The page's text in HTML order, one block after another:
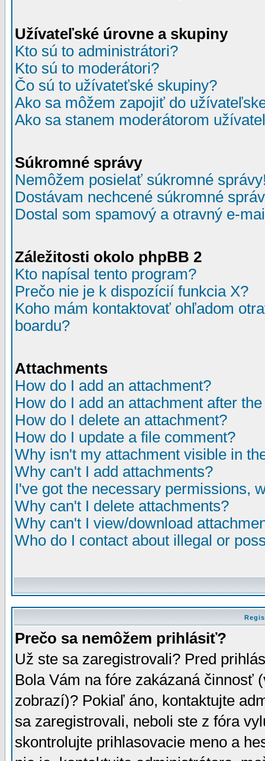
Užívateľské úrovne a skupiny
Kto sú to administrátori?
Kto sú to moderátori?
Čo sú to užívateťské skupiny?
Ako sa môžem zapojiť do
Ako sa stanem moderátorom
Súkromné správy
Nemôžem posielať súkromné
Dostávam nechcené súkromné
Dostal som spamový a otravný e-
Záležitosti okolo phpBB 2
Kto napísal tento program?
Prečo nie je k dispozícií funkcia X?
Koho mám kontaktovať ohľadom
boardu?
Attachments
How do I add an attachment?
How do I add an attachment after
How do I delete an attachment?
How do I update a file comment?
Why isn't my attachment visible in
Why can't I add attachments?
I've got the necessary permissions,
Why can't I delete attachments?
Why can't I view/download
Who do I contact about illegal or
Prečo sa nemôžem prihlásiť?
Už ste sa zaregistrovali? Pred
Bola Vám na fóre zakázaná činnosť
zobrazí)? Pokiaľ áno, kontaktujte
sa zaregistrovali, neboli ste z fóra
skontrolujte prihlasovacie meno a